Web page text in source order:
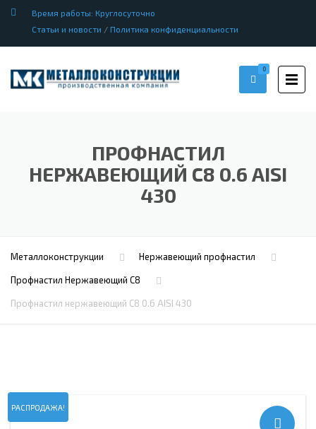
Время работы: Круглосуточно
Статьи и новости / Политика конфиденциальности
0
ПРОФНАСТИЛ
НЕРЖАВЕЮЩИЙ С8 0.6 AISI
430
Металлоконструкции Нержавеющий профнастил
Профнастил Hержавеющий С8
Профнастил нержавеющий С8 0.6 AISI 430
РАСПРОДАЖА!